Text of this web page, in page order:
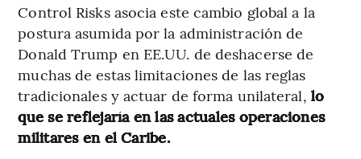
Control Risks asocia este cambio global a la
postura asumida por la administración de
Donald Trump en EE.UU. de deshacerse de
muchas de estas limitaciones de las reglas
tradicionales y actuar de forma unilateral, lo
que se reflejaría en las actuales operaciones
militares en el Caribe.